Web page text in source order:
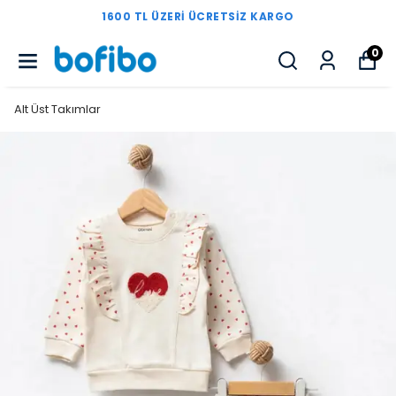
1600 TL ÜZERI ÜCRETSIZ KARGO
0
Alt Üst Takımlar